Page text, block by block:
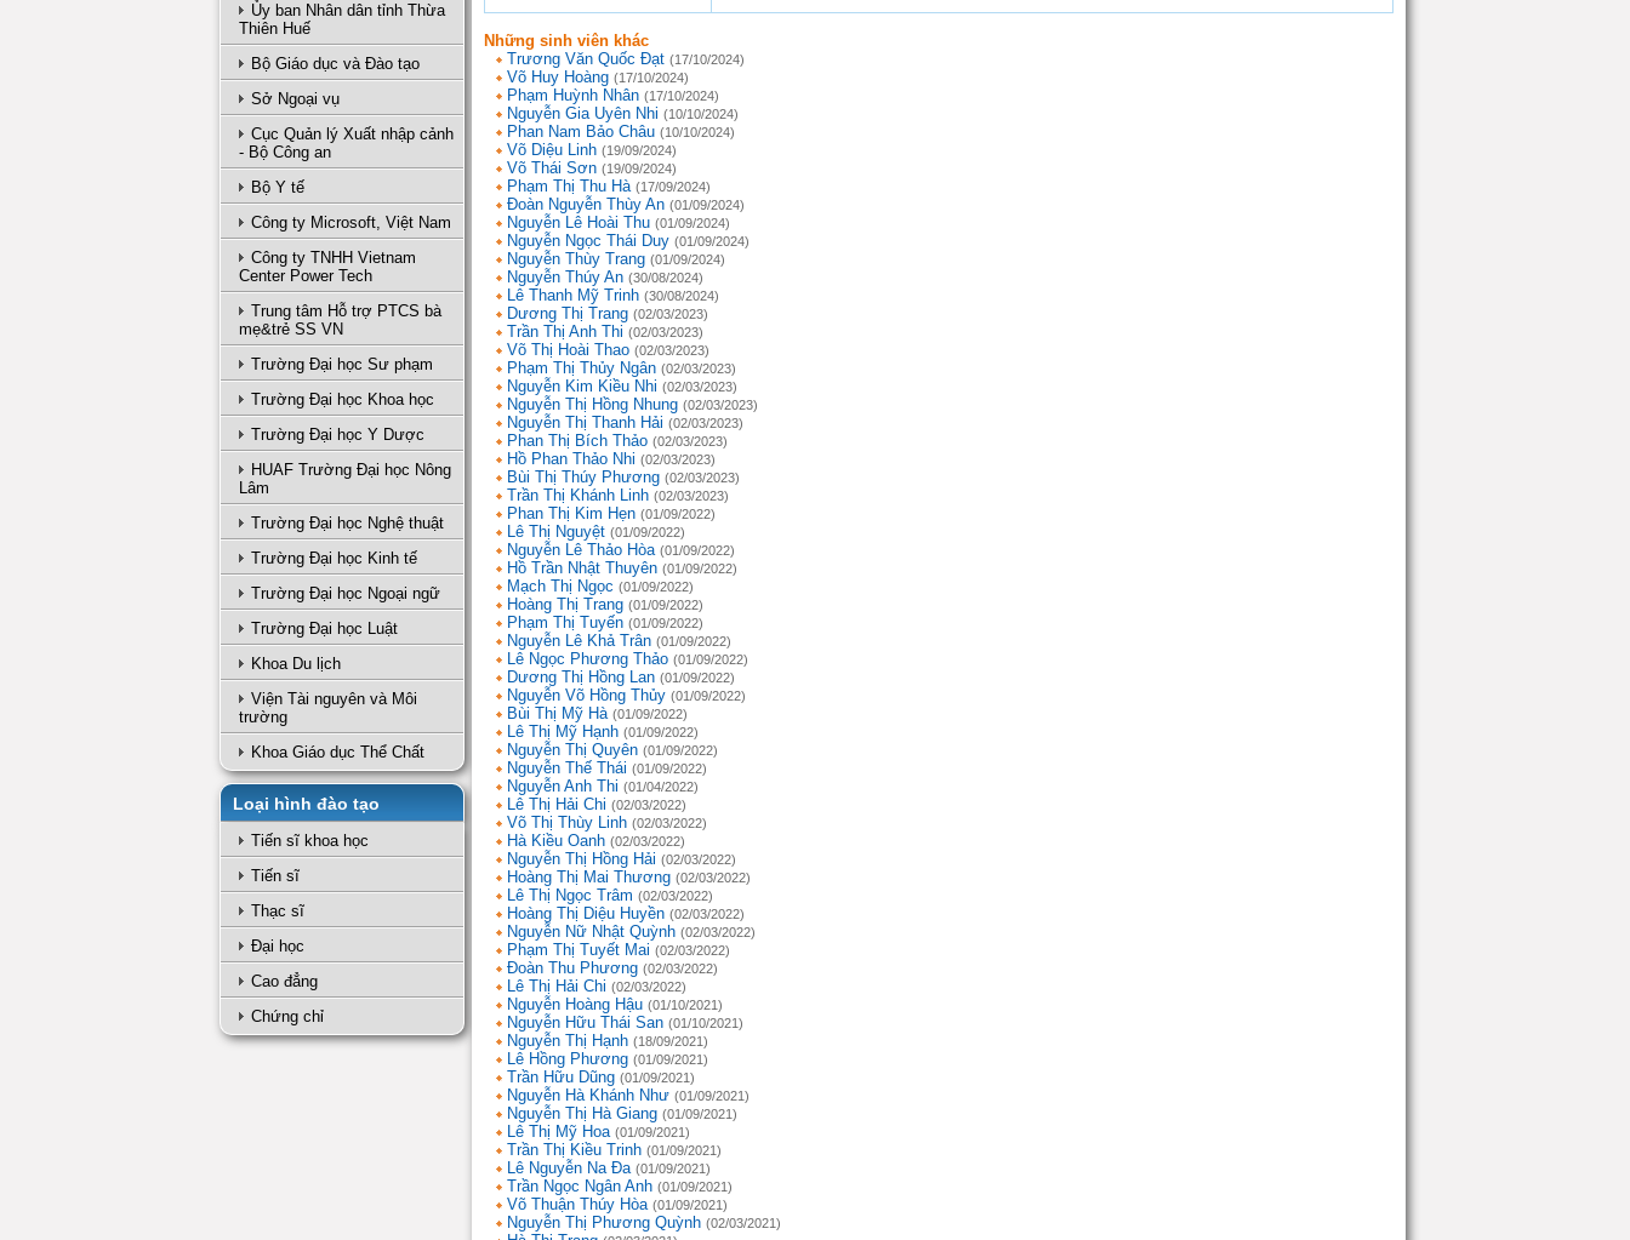
Ủy ban Nhân dân tỉnh Thừa
Thiên Huế
Bộ Giáo dục và Đào tạo
Sở Ngoại vụ
Cục Quản lý Xuất nhập cảnh
- Bộ Công an
Bộ Y tế
Công ty Microsoft, Việt Nam
Công ty TNHH Vietnam
Center Power Tech
Trung tâm Hỗ trợ PTCS bà
mẹ&trẻ SS VN
Trường Đại học Sư phạm
Trường Đại học Khoa học
Trường Đại học Y Dược
HUAF Trường Đại học Nông
Lâm
Trường Đại học Nghệ thuật
Trường Đại học Kinh tế
Trường Đại học Ngoại ngữ
Trường Đại học Luật
Khoa Du lịch
Viện Tài nguyên và Môi
trường
Khoa Giáo dục Thể Chất
Loại hình đào tạo
Tiến sĩ khoa học
Tiến sĩ
Thạc sĩ
Đại học
Cao đẳng
Chứng chỉ
Những sinh viên khác
Trương Văn Quốc Đạt (17/10/2024)
Võ Huy Hoàng (17/10/2024)
Phạm Huỳnh Nhân (17/10/2024)
Nguyễn Gia Uyên Nhi (10/10/2024)
Phan Nam Bảo Châu (10/10/2024)
Võ Diệu Linh (19/09/2024)
Võ Thái Sơn (19/09/2024)
Phạm Thị Thu Hà (17/09/2024)
Đoàn Nguyễn Thùy An (01/09/2024)
Nguyễn Lê Hoài Thu (01/09/2024)
Nguyễn Ngọc Thái Duy (01/09/2024)
Nguyễn Thùy Trang (01/09/2024)
Nguyễn Thúy An (30/08/2024)
Lê Thanh Mỹ Trinh (30/08/2024)
Dương Thị Trang (02/03/2023)
Trần Thị Anh Thi (02/03/2023)
Võ Thị Hoài Thao (02/03/2023)
Phạm Thị Thủy Ngân (02/03/2023)
Nguyễn Kim Kiều Nhi (02/03/2023)
Nguyễn Thị Hồng Nhung (02/03/2023)
Nguyễn Thị Thanh Hải (02/03/2023)
Phan Thị Bích Thảo (02/03/2023)
Hồ Phan Thảo Nhi (02/03/2023)
Bùi Thị Thúy Phương (02/03/2023)
Trần Thị Khánh Linh (02/03/2023)
Phan Thị Kim Hẹn (01/09/2022)
Lê Thị Nguyệt (01/09/2022)
Nguyễn Lê Thảo Hòa (01/09/2022)
Hồ Trần Nhật Thuyên (01/09/2022)
Mạch Thị Ngọc (01/09/2022)
Hoàng Thị Trang (01/09/2022)
Phạm Thị Tuyến (01/09/2022)
Nguyễn Lê Khả Trân (01/09/2022)
Lê Ngọc Phương Thảo (01/09/2022)
Dương Thị Hồng Lan (01/09/2022)
Nguyễn Võ Hồng Thủy (01/09/2022)
Bùi Thị Mỹ Hà (01/09/2022)
Lê Thị Mỹ Hạnh (01/09/2022)
Nguyễn Thị Quyên (01/09/2022)
Nguyễn Thế Thái (01/09/2022)
Nguyễn Anh Thi (01/04/2022)
Lê Thị Hải Chi (02/03/2022)
Võ Thị Thùy Linh (02/03/2022)
Hà Kiều Oanh (02/03/2022)
Nguyễn Thị Hồng Hải (02/03/2022)
Hoàng Thị Mai Thương (02/03/2022)
Lê Thị Ngọc Trâm (02/03/2022)
Hoàng Thị Diệu Huyền (02/03/2022)
Nguyễn Nữ Nhật Quỳnh (02/03/2022)
Phạm Thị Tuyết Mai (02/03/2022)
Đoàn Thu Phương (02/03/2022)
Lê Thị Hải Chi (02/03/2022)
Nguyễn Hoàng Hậu (01/10/2021)
Nguyễn Hữu Thái San (01/10/2021)
Nguyễn Thị Hạnh (18/09/2021)
Lê Hồng Phương (01/09/2021)
Trần Hữu Dũng (01/09/2021)
Nguyễn Hà Khánh Như (01/09/2021)
Nguyễn Thị Hà Giang (01/09/2021)
Lê Thị Mỹ Hoa (01/09/2021)
Trần Thị Kiều Trinh (01/09/2021)
Lê Nguyễn Na Đa (01/09/2021)
Trần Ngọc Ngân Anh (01/09/2021)
Võ Thuận Thúy Hòa (01/09/2021)
Nguyễn Thị Phương Quỳnh (02/03/2021)